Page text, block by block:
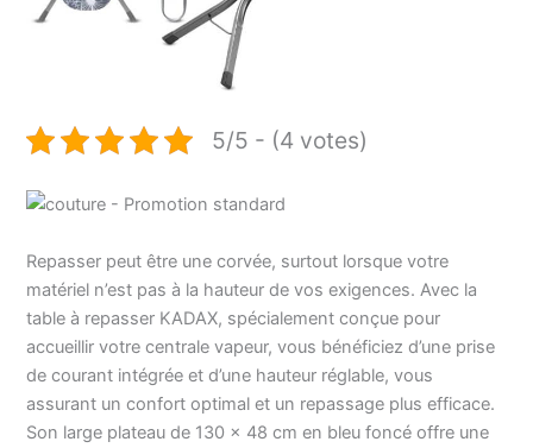
5/5 - (4 votes)
Repasser peut être une corvée, surtout lorsque votre
matériel n’est pas à la hauteur de vos exigences. Avec la
table à repasser KADAX, spécialement conçue pour
accueillir votre centrale vapeur, vous bénéficiez d’une prise
de courant intégrée et d’une hauteur réglable, vous
assurant un confort optimal et un repassage plus efficace.
Son large plateau de 130 x 48 cm en bleu foncé offre une